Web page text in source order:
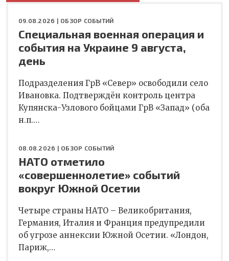
09.08.2026 | ОБЗОР СОБЫТИЙ
Специальная военная операция и
события на Украине 9 августа,
день
Подразделения ГрВ «Север» освободили село
Ивановка. Подтверждён контроль центра
Купянска-Узлового бойцами ГрВ «Запад» (оба
н.п.…
08.08.2026 | ОБЗОР СОБЫТИЙ
НАТО отметило
«совершеннолетие» событий
вокруг Южной Осетии
Четыре страны НАТО – Великобритания,
Германия, Италия и Франция предупредили
об угрозе аннексии Южной Осетии. «Лондон,
Париж,…